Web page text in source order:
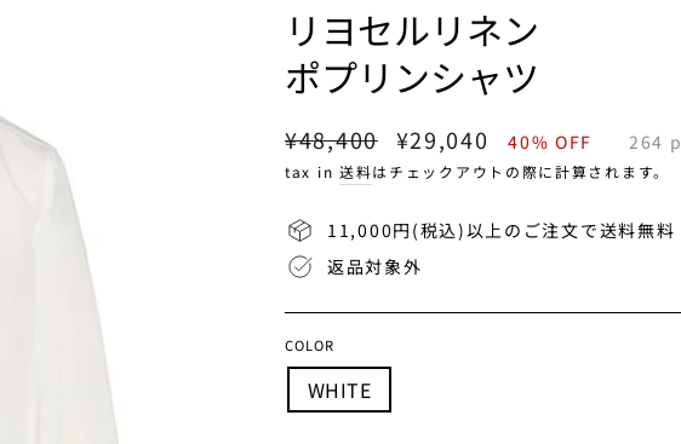
リヨセルリネン
ポプリンシャツ
通
常
格
¥48,400
セ
ー
価
格
¥29,040 40% OFF 264
tax in 送料はチェックアウトの際に計算されます。
11,000円(税込)以上のご注文で送料無料
返品対象外
COLOR
WHITE